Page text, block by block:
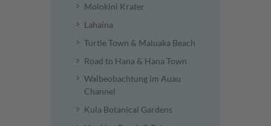
Molokini Krater
Lahaina
Turtle Town & Maluaka Beach
Road to Hana & Hana Town
Walbeobachtung im Auau
Channel
Kula Botanical Gardens